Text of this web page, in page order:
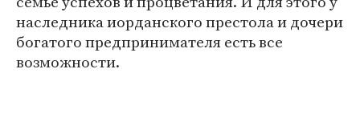
наследника иорданского престола и дочери
богатого предпринимателя есть все
возможности.